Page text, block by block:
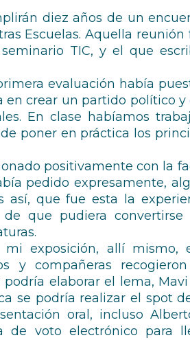
diez años de un
Escuelas. Aquella
TIC, y el que
evaluación había
en crear un partido político
En clase habíamos
poner en práctica los
positivamente con la
pedido expresamente,
así, que fue esta la
que pudiera
exposición, allí
y compañeras
elaborar el lema,
se podría realizar el spot
oral, incluso
de voto electrónico para